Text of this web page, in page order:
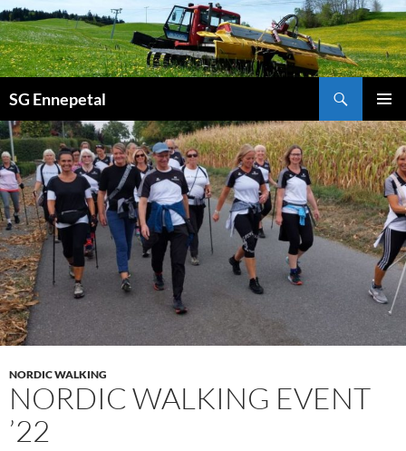
Zum
Inhalt
springen
SG Ennepetal
MENÜ
NORDIC WALKING
NORDIC WALKING EVENT
’22